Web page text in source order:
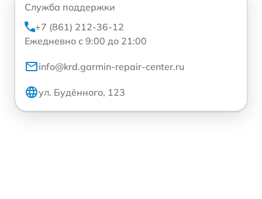
Служба поддержки
+7 (861) 212-36-12
Ежедневно с 9:00 до 21:00
info@krd.garmin-repair-center.ru
ул. Будённого, 123